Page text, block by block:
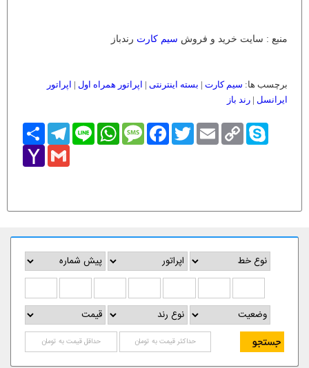
منبع : سایت خرید و فروش سیم کارت رندباز
برچسب ها: سیم کارت | بسته اینترنتی | اپراتور همراه اول | اپراتور
ایرانسل | رند باز
اشتراکTelegram Line
WhatsAppMessageFacebookTwitter Email
Copy
Link
Skype
Yahoo
Mail
Gmail